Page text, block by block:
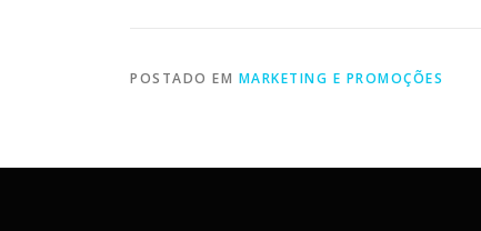
POSTADO EM MARKETING E PROMOÇÕES